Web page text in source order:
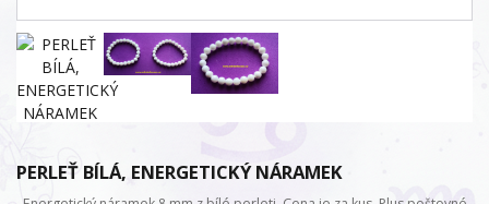
PERLEŤ BÍLÁ, ENERGETICKÝ NÁRAMEK